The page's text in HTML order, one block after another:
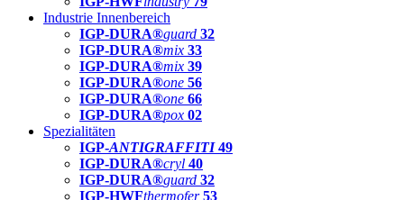
Industrie Innenbereich
IGP-DURA®guard 32
IGP-DURA®mix 33
IGP-DURA®mix 39
IGP-DURA®one 56
IGP-DURA®one 66
IGP-DURA®pox 02
Spezialitäten
IGP-ANTIGRAFFITI49
IGP-DURA®cryl 40
IGP-DURA®guard 32
IGP-HWFthermofer 53